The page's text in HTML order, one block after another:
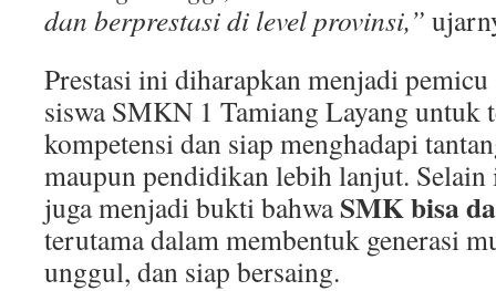
dan berprestasi di level provinsi,”
Prestasi ini diharapkan menjadi
siswa SMKN 1 Tamiang Layang untuk
kompetensi dan siap menghadapi
maupun pendidikan lebih lanjut.
juga menjadi bukti bahwaSMK bisa
terutama dalam membentuk generasi
unggul, dan siap bersaing.